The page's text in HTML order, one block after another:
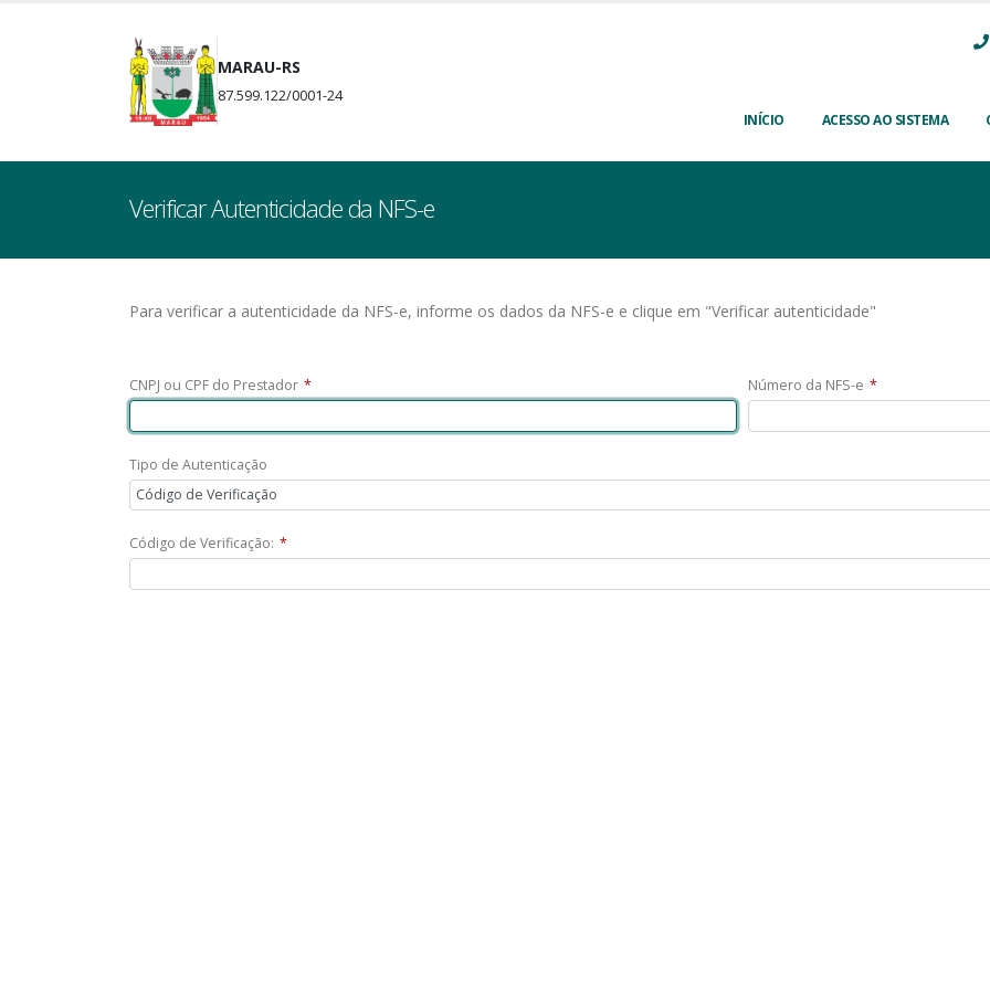
MARAU-RS
87.599.122/0001-24
INÍCIO ACESSO AO SISTEMA
Verificar Autenticidade da NFS-e
Para verificar a autenticidade da NFS-e, informe os dados da NFS-e e clique em "Verificar autenticidade"
CNPJ ou CPF do Prestador * Número da NFS-e *
Tipo de Autenticação
Código de Verificação
Código de Verificação: *